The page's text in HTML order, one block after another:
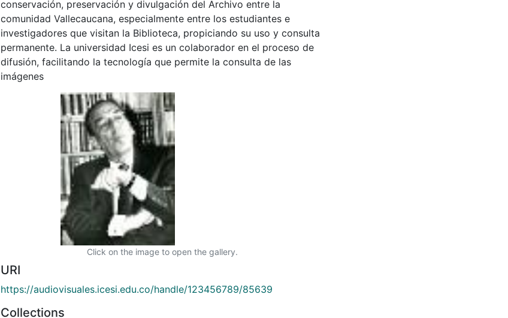
conservación, preservación y divulgación del Archivo entre la
comunidad Vallecaucana, especialmente entre los estudiantes e
investigadores que visitan la Biblioteca, propiciando su uso y consulta
permanente. La universidad Icesi es un colaborador en el proceso de
difusión, facilitando la tecnología que permite la consulta de las
imágenes
Click on the image to open the gallery.
URI
https://audiovisuales.icesi.edu.co/handle/123456789/85639
Collections